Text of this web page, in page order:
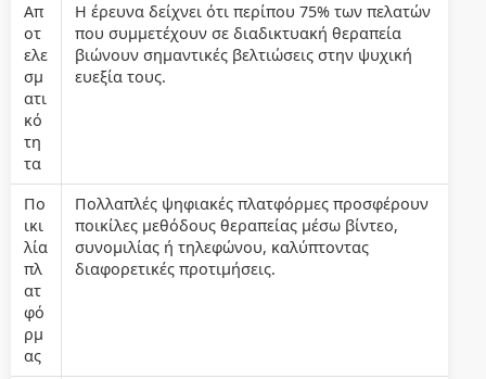
Απ
οτ
ελε
σμ
ατι
κό
τη
τα
Η έρευνα δείχνει ότι περίπου 75% των πελατών
που συμμετέχουν σε διαδικτυακή θεραπεία
βιώνουν σημαντικές βελτιώσεις στην ψυχική
ευεξία τους.
Πο
ικι
λία
πλ
ατ
φό
ρμ
ας
Πολλαπλές ψηφιακές πλατφόρμες προσφέρουν
ποικίλες μεθόδους θεραπείας μέσω βίντεο,
συνομιλίας ή τηλεφώνου, καλύπτοντας
διαφορετικές προτιμήσεις.